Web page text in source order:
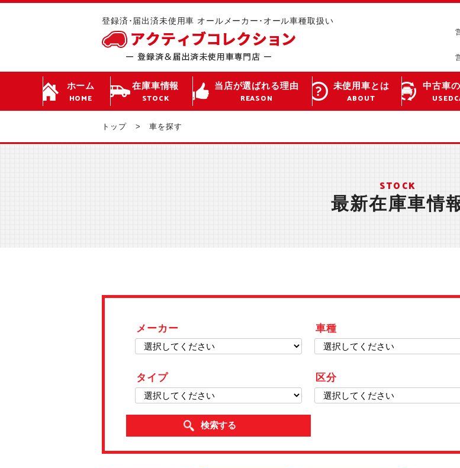
登録済･届出済未使用車 オールメーカー･オール車種取扱い
ホーム
HOME
在庫車情報
STOCK
当店が選ばれる理由
REASON
未使用車とは
ABOUT
中古車
トップ 車を探す
STOCK
最新在庫車情
メーカー 車種
タイプ 区分